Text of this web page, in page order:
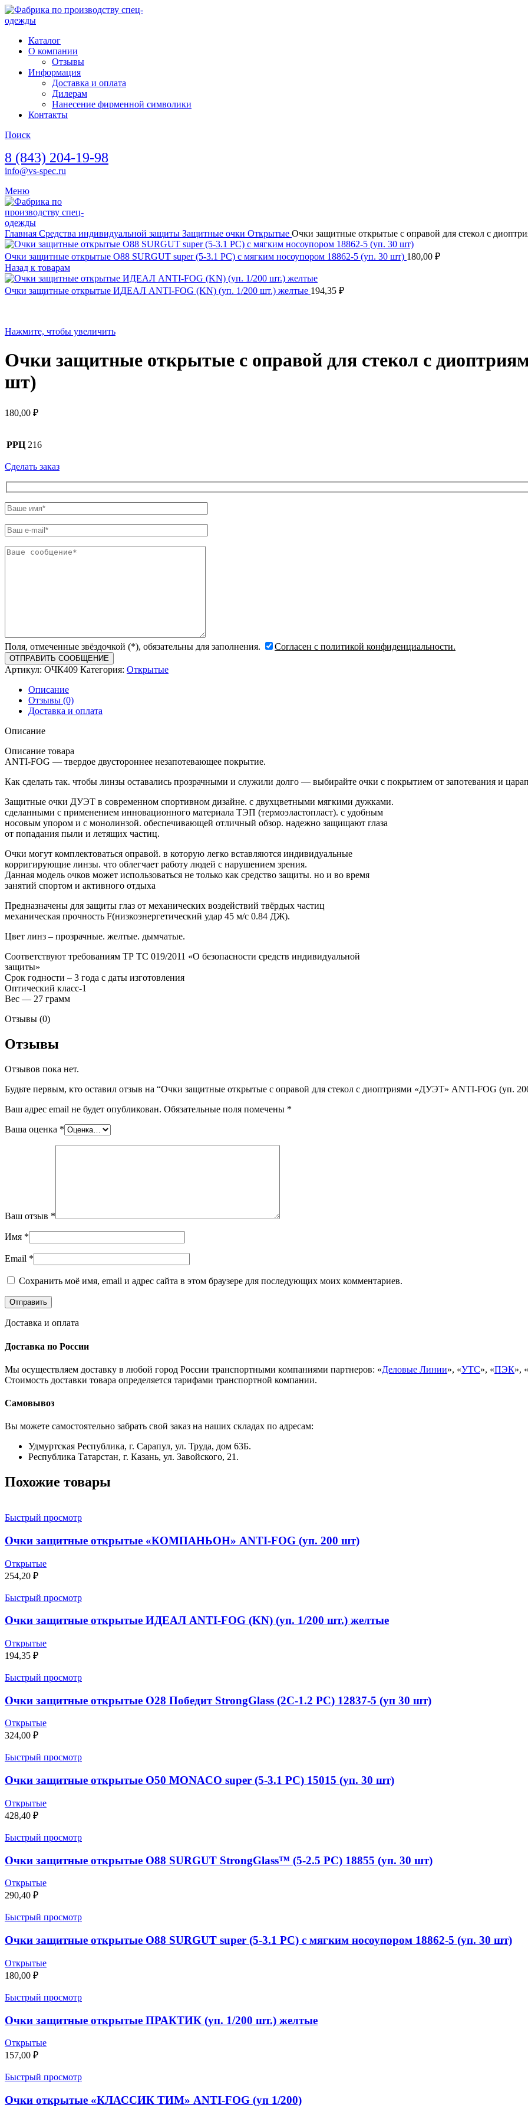
Каталог
О компании
Отзывы
Информация
Доставка и оплата
Дилерам
Нанесение фирменной символики
Контакты
Поиск
8 (843) 204-19-98
info@vs-spec.ru
Меню
Главная Средства индивидуальной защиты Защитные очки Открытые Очки защитные открытые с оправой для стекол с
Очки защитные открытые О88 SURGUT super (5-3.1 РС) с мягким носоупором 18862-5 (уп. 30 шт) 180,00 ₽
Назад к товарам
Очки защитные открытые ИДЕАЛ ANTI-FOG (KN) (уп. 1/200 шт.) желтые 194,35 ₽
Нажмите, чтобы увеличить
Очки защитные открытые с оправой для стекол с
шт)
180,00 ₽
РРЦ 216
Сделать заказ
Поля, отмеченные звёздочкой (*), обязательны для заполнения. Согласен с политикой конфиденциальности.
Артикул: ОЧК409 Категория: Открытые
Описание
Отзывы (0)
Доставка и оплата
Описание
Описание товара
ANTI-FOG — твердое двустороннее незапотевающее покрытие.
Как сделать так. чтобы линзы оставались прозрачными и служили долго — выбирайте очки с покрытием от запотевания и
Защитные очки ДУЭТ в современном спортивном дизайне. с двухцветными мягкими дужками.
сделанными с применением инновационного материала ТЭП (термоэластопласт). с удобным
носовым упором и с монолинзой. обеспечивающей отличный обзор. надежно защищают глаза
от попадания пыли и летящих частиц.
Очки могут комплектоваться оправой. в которую легко вставляются индивидуальные
корригирующие линзы. что облегчает работу людей с нарушением зрения.
Данная модель очков может использоваться не только как средство защиты. но и во время
занятий спортом и активного отдыха
Предназначены для защиты глаз от механических воздействий твёрдых частиц
механическая прочность F(низкоэнергетический удар 45 м/с 0.84 ДЖ).
Цвет линз – прозрачные. желтые. дымчатые.
Соответствуют требованиям ТР ТС 019/2011 «О безопасности средств индивидуальной
защиты»
Срок годности – 3 года с даты изготовления
Оптический класс-1
Вес — 27 грамм
Отзывы (0)
Отзывы
Отзывов пока нет.
Будьте первым, кто оставил отзыв на “Очки защитные открытые с оправой для стекол с диоптриями «ДУЭТ» ANTI-FOG (уп.
Ваш адрес email не будет опубликован. Обязательные поля помечены *
Ваша оценка *
Ваш отзыв *
Имя *
Email *
Сохранить моё имя, email и адрес сайта в этом браузере для последующих моих комментариев.
Доставка и оплата
Доставка по России
Мы осуществляем доставку в любой город России транспортными компаниями партнеров: «Деловые Линии», «УТС», «ПЭК», «
Стоимость доставки товара определяется тарифами транспортной компании.
Самовывоз
Вы можете самостоятельно забрать свой заказ на наших складах по адресам:
Удмуртская Республика, г. Сарапул, ул. Труда, дом 63Б.
Республика Татарстан, г. Казань, ул. Завойского, 21.
Похожие товары
Быстрый просмотр
Очки защитные открытые «КОМПАНЬОН» ANTI-FOG (уп. 200 шт)
Открытые
254,20 ₽
Быстрый просмотр
Очки защитные открытые ИДЕАЛ ANTI-FOG (KN) (уп. 1/200 шт.) желтые
Открытые
194,35 ₽
Быстрый просмотр
Очки защитные открытые О28 Победит StrongGlass (2С-1.2 PC) 12837-5 (уп 30 шт)
Открытые
324,00 ₽
Быстрый просмотр
Очки защитные открытые О50 MONACO super (5-3.1 PC) 15015 (уп. 30 шт)
Открытые
428,40 ₽
Быстрый просмотр
Очки защитные открытые О88 SURGUT StrongGlass™ (5-2.5 РС) 18855 (уп. 30 шт)
Открытые
290,40 ₽
Быстрый просмотр
Очки защитные открытые О88 SURGUT super (5-3.1 РС) с мягким носоупором 18862-5 (уп. 30 шт)
Открытые
180,00 ₽
Быстрый просмотр
Очки защитные открытые ПРАКТИК (уп. 1/200 шт.) желтые
Открытые
157,00 ₽
Быстрый просмотр
Очки открытые «КЛАССИК ТИМ» ANTI-FOG (уп 1/200)